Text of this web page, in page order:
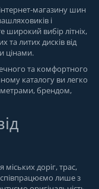
магазину шин
і
широкий вибір літніх,
та литих дисків від
цінами.
та комфортного
каталогу ви легко
брендом,
міських доріг, трас,
лише з